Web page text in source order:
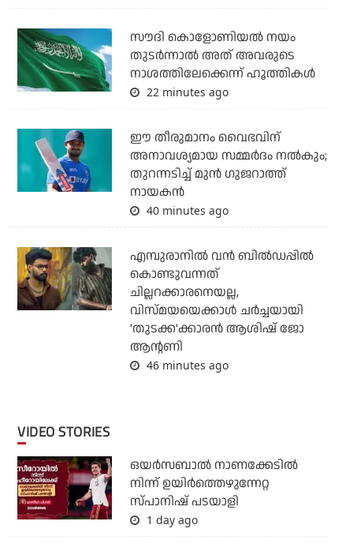
സൗദി കൊളോണിയല്‍ നയം
തുടര്‍ന്നാല്‍ അത് അവരുടെ
നാശത്തിലേക്കെന്ന് ഹൂത്തികള്‍
22 minutes ago
ഈ തീരുമാനം വൈഭവിന്
അനാവശ്യമായ സമ്മര്‍ദം നല്‍കും;
തുറന്നടിച്ച് മുന്‍ ഗുജറാത്ത്
നായകന്‍
40 minutes ago
എമ്പുരാനില്‍ വന്‍ ബില്‍ഡപ്പില്‍
കൊണ്ടുവന്നത്
ചില്ലറക്കാരനെയല്ല,
വിസ്മയയെക്കാള്‍ ചര്‍ച്ചയായി
'തുടക്ക'ക്കാരന്‍ ആശിഷ് ജോ
ആന്റണി
46 minutes ago
VIDEO STORIES
ഒയര്‍സബാൽ നാണക്കേടിൽ
നിന്ന് ഉയിർത്തെഴുന്നേറ്റ
സ്പാനിഷ് പടയാളി
1 day ago